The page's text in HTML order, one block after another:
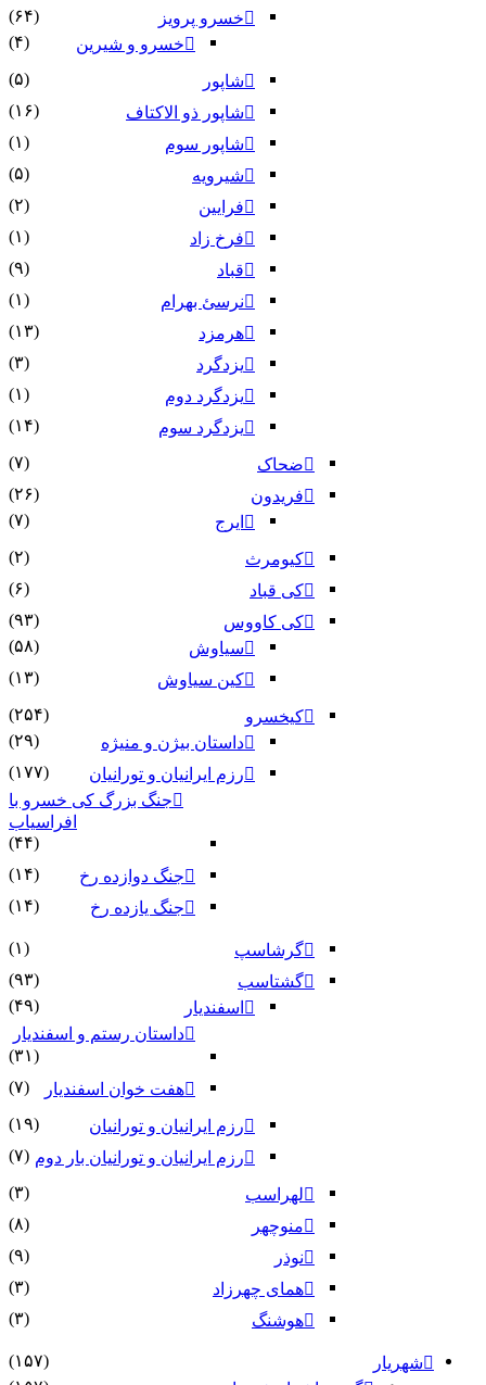
خسرو پرویز
(۶۴)
خسرو و شیرین
(۴)
شاپور
(۵)
شاپور ذو الاکتاف
(۱۶)
شاپور سوم‏
(۱)
شیرویه
(۵)
فرایین
(۲)
فرخ زاد
(۱)
قباد
(۹)
نرسئ بهرام‏
(۱)
هرمزد
(۱۳)
یزدگرد
(۳)
یزدگرد دوم
(۱)
یزدگرد سوم
(۱۴)
ضحاک
(۷)
فریدون
(۲۶)
ایرج
(۷)
کیومرث
(۲)
کی قباد
(۶)
کی کاووس
(۹۳)
سیاوش
(۵۸)
کین سیاوش
(۱۳)
کیخسرو
(۲۵۴)
داستان بیژن و منیژه
(۲۹)
رزم ایرانیان و تورانیان
(۱۷۷)
جنگ بزرگ کی خسرو با
افراسیاب
(۴۴)
جنگ دوازده رخ
(۱۴)
جنگ یازده رخ
(۱۴)
گرشاسپ
(۱)
گشتاسب
(۹۳)
اسفندیار
(۴۹)
داستان رستم و اسفندیار
(۳۱)
هفت خوان اسفندیار
(۷)
رزم ایرانیان و تورانیان
(۱۹)
رزم ایرانیان و تورانیان بار دوم (۷)
لهراسب
(۳)
منوچهر
(۸)
نوذر
(۹)
هماى چهرزاد
(۳)
هوشنگ
(۳)
شهریار
(۱۵۷)